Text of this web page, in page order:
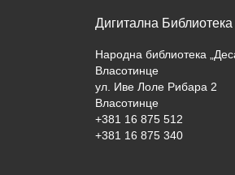
Дигитална
Народна библиотека
Власотинце
ул. Иве Лоле Рибара 2
Власотинце
+381 16 875 512
+381 16 875 340